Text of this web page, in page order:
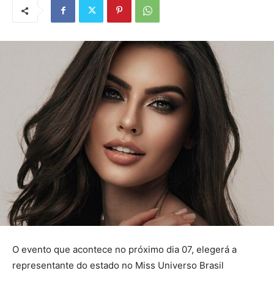
O evento que acontece no próximo dia 07, elegerá a
representante do estado no Miss Universo Brasil